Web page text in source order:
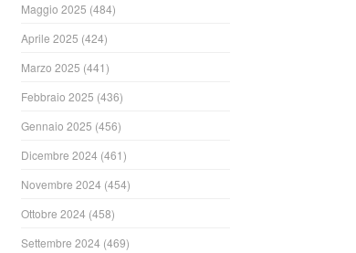
Maggio 2025 (484)
Aprile 2025 (424)
Marzo 2025 (441)
Febbraio 2025 (436)
Gennaio 2025 (456)
Dicembre 2024 (461)
Novembre 2024 (454)
Ottobre 2024 (458)
Settembre 2024 (469)